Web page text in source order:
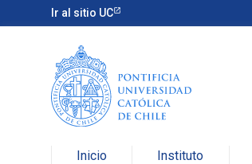
Ir al sitio UC
Inicio Instituto